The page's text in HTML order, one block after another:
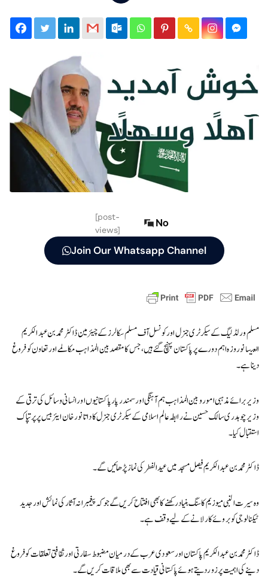
[post-
views]
No
Join Our Whatsapp Channel
مسلم ورلڈ لیگ کے سیکرٹری جنرل اور کونسل آف مسلم سکالرز کے چیئرمین ڈاکٹر محمد بن عبدالکریم
العیسا نو روزہ اہم دورے پر پاکستان پہنچ گئے ہیں، جس کا مقصد بین المذاہب مکالمے اور تعاون کو فروغ
دینا ہے۔
وزیر برائے مذہبی امور و بین المذاہب ہم آہنگی اور سمندر پار پاکستانیوں اور انسانی وسائل کی ترقی کے
وزیر چوہدری سالک حسین نے رابطہ عالم اسلامی کے سیکرٹری جنرل کا داتا نور خان ایئربیس پر پرتپاک
استقبال کیا۔
ڈاکٹر محمد بن عبدالکریم فیصل مسجد میں عیدالفطر کی نماز پڑھائیں گے۔
وہ سیرت النبی میوزیم کا سنگ بنیاد رکھنے کا بھی افتتاح کریں گے جو کہ پیغمبرانہ آثار کی نمائش اور جدید
ٹیکنالوجی کو بروئے کار لانے کے لیے وقف ہے۔
ڈاکٹر محمد بن عبدالکریم پاکستان اور سعودی عرب کے درمیان مضبوط سفارتی اور ثقافتی تعلقات کو فروغ
دینے کی اہمیت پر زور دیتے ہوئے پاکستانی قیادت سے بھی ملاقات کریں گے۔